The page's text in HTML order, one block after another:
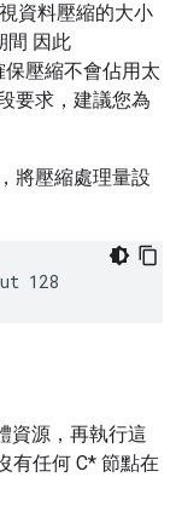
資料壓縮的大小
間 因此
壓縮不會佔用太
要求，建議您為
將壓縮處理量設
128
資源，再執行這
有任何 C* 節點在